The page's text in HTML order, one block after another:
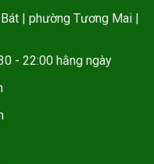
| phường Tương Mai |
- 22:00 hằng ngày